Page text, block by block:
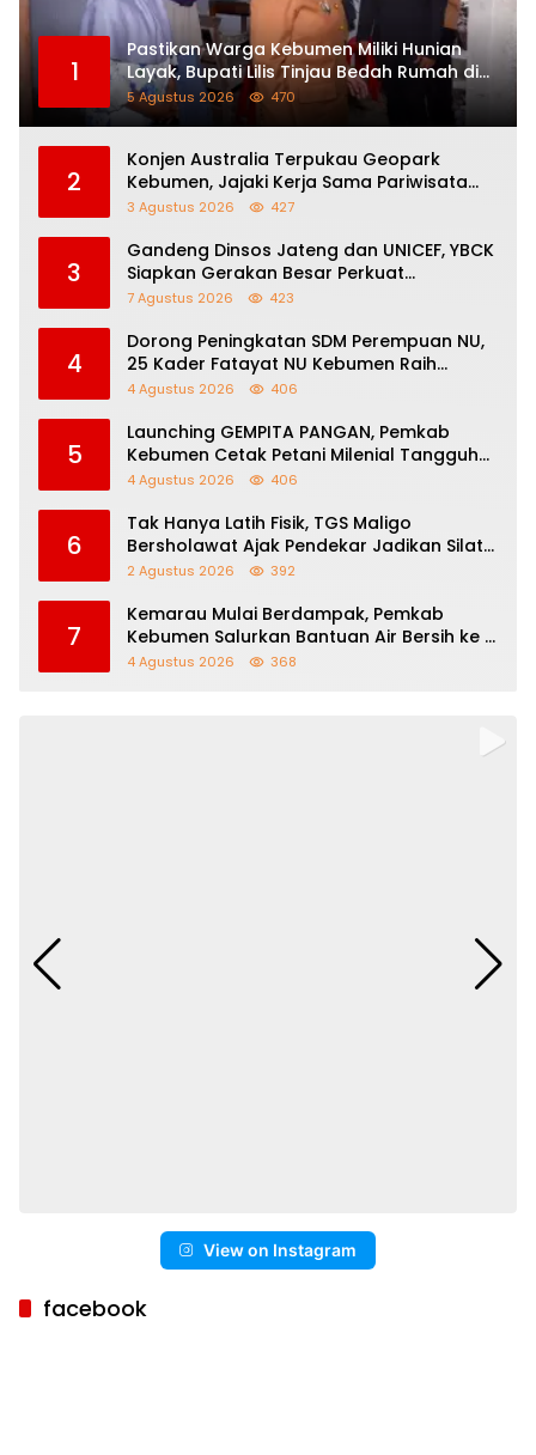
1
Pastikan Warga Kebumen Miliki Hunian
Layak, Bupati Lilis Tinjau Bedah Rumah di
Tiga Lokasi
5 Agustus 2026 470
2
Konjen Australia Terpukau Geopark
Kebumen, Jajaki Kerja Sama Pariwisata
hingga Pendidikan
3 Agustus 2026 427
3
Gandeng Dinsos Jateng dan UNICEF, YBCK
Siapkan Gerakan Besar Perkuat
Pengasuhan Anak dan Ketahanan
7 Agustus 2026 423
4
Dorong Peningkatan SDM Perempuan NU,
25 Kader Fatayat NU Kebumen Raih
Beasiswa Afirmasi IAINU
4 Agustus 2026 406
5
Launching GEMPITA PANGAN, Pemkab
Kebumen Cetak Petani Milenial Tangguh
Perkuat Ketahanan Pangan
4 Agustus 2026 406
6
Tak Hanya Latih Fisik, TGS Maligo
Bersholawat Ajak Pendekar Jadikan Silat
Sebagai Jalan Dakwah
2 Agustus 2026 392
7
Kemarau Mulai Berdampak, Pemkab
Kebumen Salurkan Bantuan Air Bersih ke 11
Desa
4 Agustus 2026 368
View on Instagram
facebook